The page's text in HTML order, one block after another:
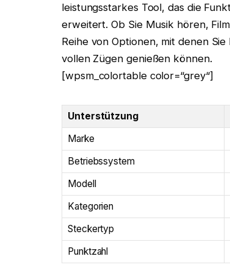
leistungsstarkes Tool, das die
erweitert. Ob Sie Musik hören,
Reihe von Optionen, mit denen
vollen Zügen genießen können.
[wpsm_colortable color=“grey“]
Unterstützung
Marke
Betriebssystem
Modell
Kategorien
Steckertyp
Punktzahl